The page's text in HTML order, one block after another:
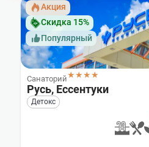
Акция
Скидка 15%
Популярный
Санаторий★★★★
Русь, Ессентуки
Детокс